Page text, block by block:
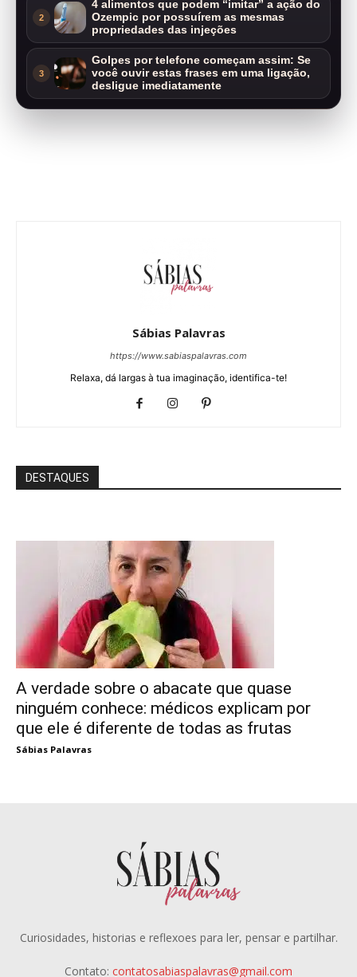
2
4 alimentos que podem “imitar” a ação do
Ozempic por possuírem as mesmas
propriedades das injeções
3
Golpes por telefone começam assim: Se
você ouvir estas frases em uma ligação,
desligue imediatamente
Sábias Palavras
https://www.sabiaspalavras.com
Relaxa, dá largas à tua imaginação, identifica-te!
DESTAQUES
A verdade sobre o abacate que quase
ninguém conhece: médicos explicam por
que ele é diferente de todas as frutas
Sábias Palavras
Curiosidades, historias e reflexoes para ler, pensar e partilhar.
Contato: contatosabiaspalavras@gmail.com